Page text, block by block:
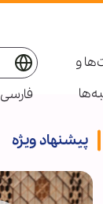
و
فارسی
پیشنهاد ویژه